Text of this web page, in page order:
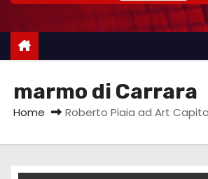
e
marmo di Carrara
Home Roberto Piaia ad Art